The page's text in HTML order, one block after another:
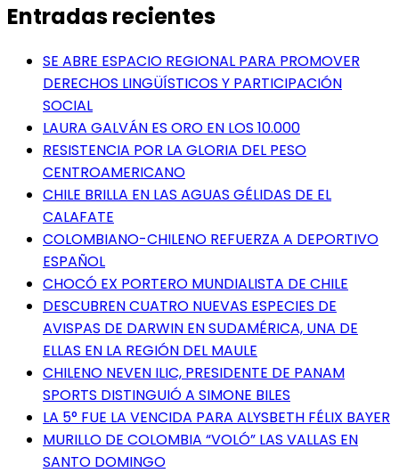
Entradas recientes
SE ABRE ESPACIO REGIONAL PARA PROMOVER
DERECHOS LINGÜÍSTICOS Y PARTICIPACIÓN
SOCIAL
LAURA GALVÁN ES ORO EN LOS 10.000
RESISTENCIA POR LA GLORIA DEL PESO
CENTROAMERICANO
CHILE BRILLA EN LAS AGUAS GÉLIDAS DE EL
CALAFATE
COLOMBIANO-CHILENO REFUERZA A DEPORTIVO
ESPAÑOL
CHOCÓ EX PORTERO MUNDIALISTA DE CHILE
DESCUBREN CUATRO NUEVAS ESPECIES DE
AVISPAS DE DARWIN EN SUDAMÉRICA, UNA DE
ELLAS EN LA REGIÓN DEL MAULE
CHILENO NEVEN ILIC, PRESIDENTE DE PANAM
SPORTS DISTINGUIÓ A SIMONE BILES
LA 5° FUE LA VENCIDA PARA ALYSBETH FÉLIX BAYER
MURILLO DE COLOMBIA “VOLÓ” LAS VALLAS EN
SANTO DOMINGO